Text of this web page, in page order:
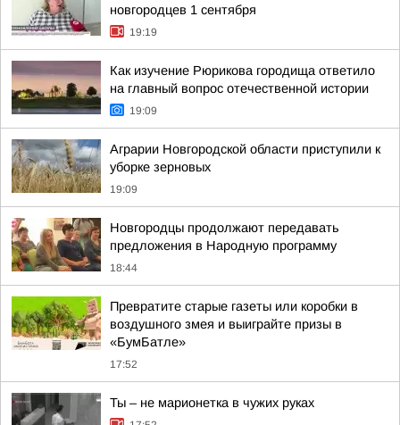
новгородцев 1 сентября
19:19
Как изучение Рюрикова городища ответило
на главный вопрос отечественной истории
19:09
Аграрии Новгородской области приступили к
уборке зерновых
19:09
Новгородцы продолжают передавать
предложения в Народную программу
18:44
Превратите старые газеты или коробки в
воздушного змея и выиграйте призы в
«БумБатле»
17:52
Ты – не марионетка в чужих руках